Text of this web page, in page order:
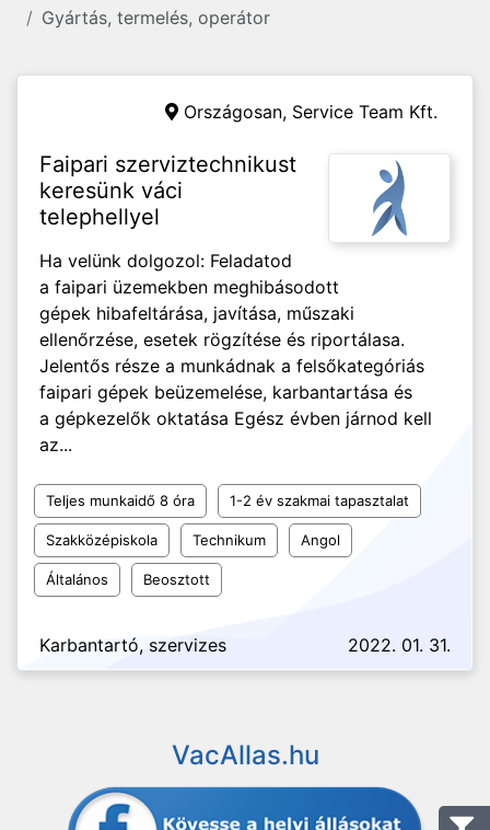
Gyártás, termelés, operátor
Országosan, Service Team Kft.
Faipari szerviztechnikust
keresünk váci
telephellyel
Ha velünk dolgozol: Feladatod
a faipari üzemekben meghibásodott
gépek hibafeltárása, javítása, műszaki
ellenőrzése, esetek rögzítése és riportálasa.
Jelentős része a munkádnak a felsőkategóriás
faipari gépek beüzemelése, karbantartása és
a gépkezelők oktatása Egész évben járnod kell
az...
Teljes munkaidő 8 óra 1-2 év szakmai tapasztalat
Szakközépiskola Technikum Angol
Általános Beosztott
Karbantartó, szervizes 2022. 01. 31.
VacAllas.hu